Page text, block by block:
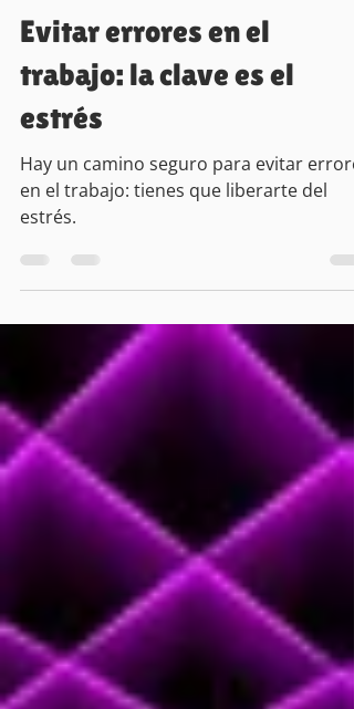
15 jul 2025
3 min de lectura
Evitar errores en el
trabajo: la clave es el
estrés
Hay un camino seguro para evitar
estrés.